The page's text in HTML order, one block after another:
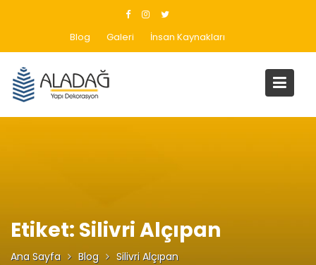
Blog Galeri İnsan Kaynakları
Etiket: Silivri Alçıpan
Ana Sayfa Blog Silivri Alçıpan